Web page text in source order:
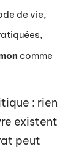
de vie,
comme
: rien
existent
peut